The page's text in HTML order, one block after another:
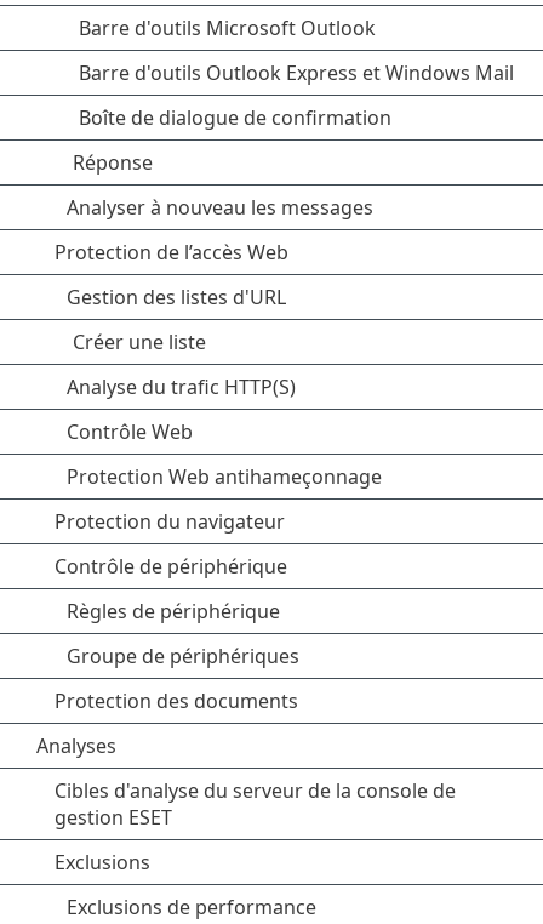
Barre d'outils Microsoft Outlook
Barre d'outils Outlook Express et Windows Mail
Boîte de dialogue de confirmation
Réponse
Analyser à nouveau les messages
Protection de l’accès Web
Gestion des listes d'URL
Créer une liste
Analyse du trafic HTTP(S)
Contrôle Web
Protection Web antihameçonnage
Protection du navigateur
Contrôle de périphérique
Règles de périphérique
Groupe de périphériques
Protection des documents
Analyses
Cibles d'analyse du serveur de la console de
gestion ESET
Exclusions
Exclusions de performance